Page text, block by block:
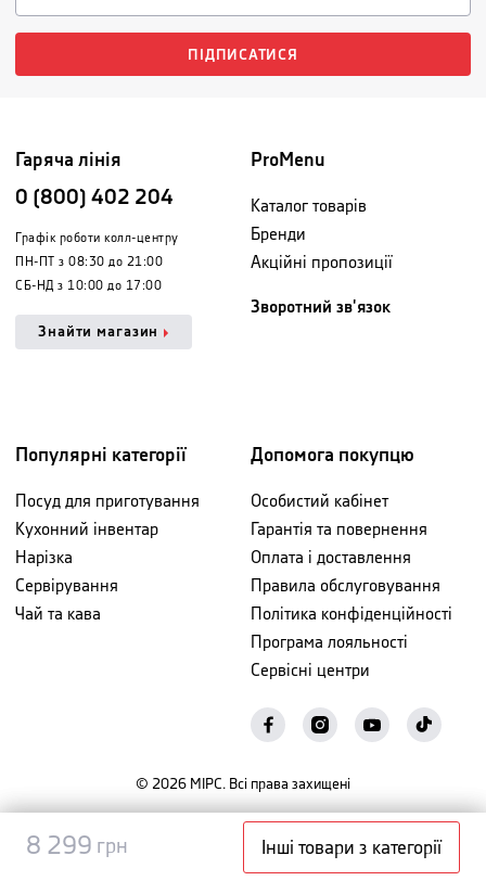
8 299 грн
про наявність
8 299 грн Інші товари з категорії
ПІДПИСАТИСЯ
Гаряча лінія
0 (800) 402 204
Графік роботи колл-центру
ПН-ПТ з 08:30 до 21:00
СБ-НД з 10:00 до 17:00
Знайти магазин
ProMenu
Каталог товарів
Бренди
Акційні пропозиції
Зворотний зв'язок
Популярні категорії
Посуд для приготування
Кухонний інвентар
Нарізка
Сервірування
Чай та кава
Допомога покупцю
Особистий кабінет
Гарантія та повернення
Оплата і доставлення
Правила обслуговування
Політика конфіденційності
Програма лояльності
Сервісні центри
© 2026 МІРС. Всі права захищені